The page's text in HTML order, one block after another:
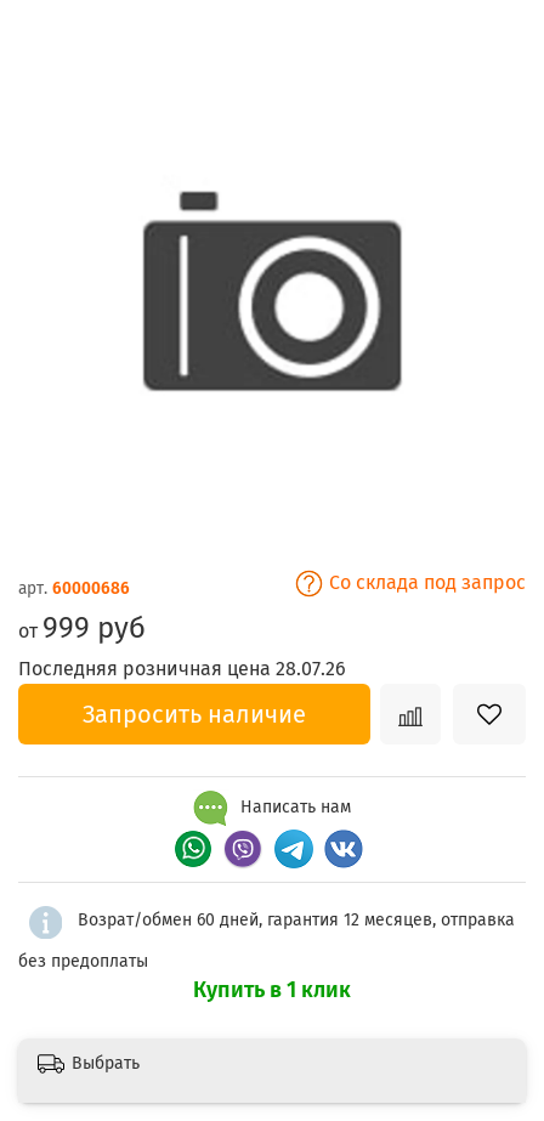
арт. 60000686 Со склада под запрос
от 999 руб
Последняя розничная цена 28.07.26
Запросить наличие
Написать нам
Возрат/обмен 60 дней, гарантия 12 месяцев, отправка
без предоплаты
Купить в 1 клик
Выбрать